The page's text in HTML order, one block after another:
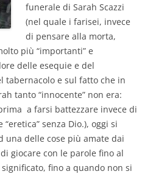
funerale di Sarah Scazzi
(nel quale i farisei, invece
di pensare alla morta,
più “importanti” e
delle esequie e del
tabernacolo e sul fatto che in
tanto “innocente” non era:
a farsi battezzare invece di
senza Dio.), oggi si
una delle cose più amate dai
giocare con le parole fino al
fino a quando non si